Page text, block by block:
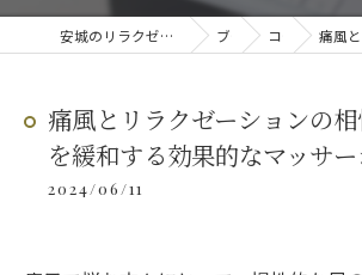
安城のリラクゼーションならAromatherapy salon R ブログ コラム 痛風とリラクゼー
痛風とリラクゼーションの
を緩和する効果的なマッサ
2024/06/11